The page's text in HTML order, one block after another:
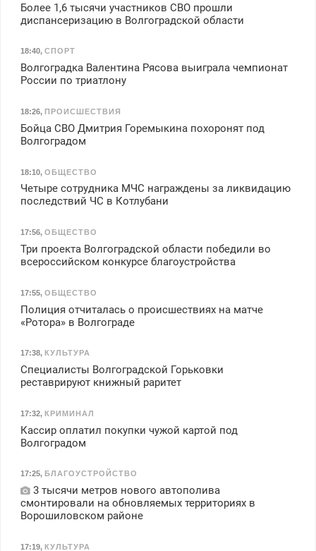
Более 1,6 тысячи участников СВО прошли
диспансеризацию в Волгоградской области
18:40, СПОРТ
Волгоградка Валентина Рясова выиграла чемпионат
России по триатлону
18:26, ПРОИСШЕСТВИЯ
Бойца СВО Дмитрия Горемыкина похоронят под
Волгоградом
18:10, ОБЩЕСТВО
Четыре сотрудника МЧС награждены за ликвидацию
последствий ЧС в Котлубани
17:56, ОБЩЕСТВО
Три проекта Волгоградской области победили во
всероссийском конкурсе благоустройства
17:55, ОБЩЕСТВО
Полиция отчиталась о происшествиях на матче
«Ротора» в Волгограде
17:38, КУЛЬТУРА
Специалисты Волгоградской Горьковки
реставрируют книжный раритет
17:32, КРИМИНАЛ
Кассир оплатил покупки чужой картой под
Волгоградом
17:25, БЛАГОУСТРОЙСТВО
3 тысячи метров нового автополива
смонтировали на обновляемых территориях в
Ворошиловском районе
17:19, КУЛЬТУРА